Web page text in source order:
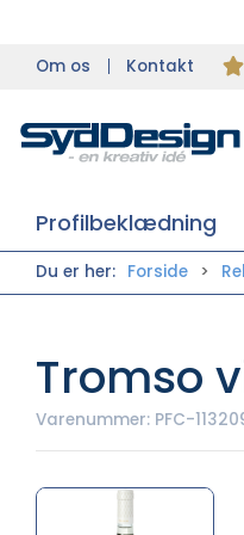
Om os Kontakt
Profilbeklædning
Du er her: Forside
Tromso
Varenummer: PFC-